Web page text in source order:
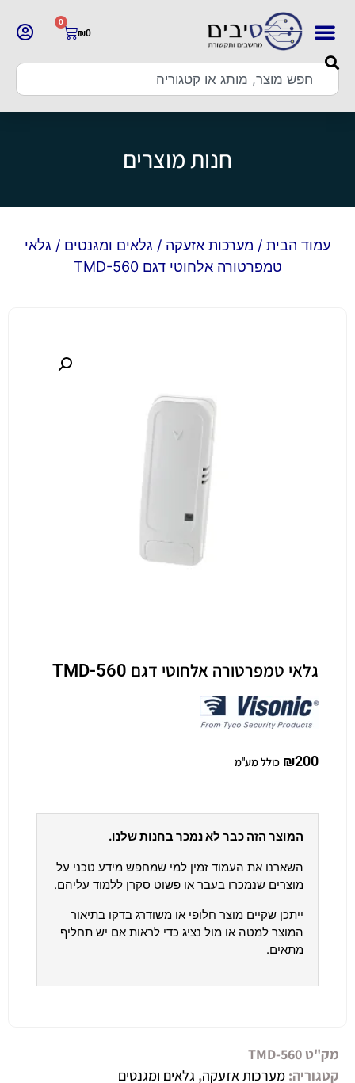
₪0
0
חנות מוצרים
עמוד הבית / מערכות אזעקה / גלאים ומגנטים / גלאי
טמפרטורה אלחוטי דגם TMD-560
גלאי טמפרטורה אלחוטי דגם TMD-560
₪200 כולל מע"מ
המוצר הזה כבר לא נמכר בחנות שלנו.
השארנו את העמוד זמין למי שמחפש מידע טכני על
מוצרים שנמכרו בעבר או פשוט סקרן ללמוד עליהם.
ייתכן שקיים מוצר חלופי או משודרג בדקו בתיאור
המוצר למטה או מול נציג כדי לראות אם יש תחליף
מתאים.
מק"ט TMD-560
קטגוריה: מערכות אזעקה, גלאים ומגנטים